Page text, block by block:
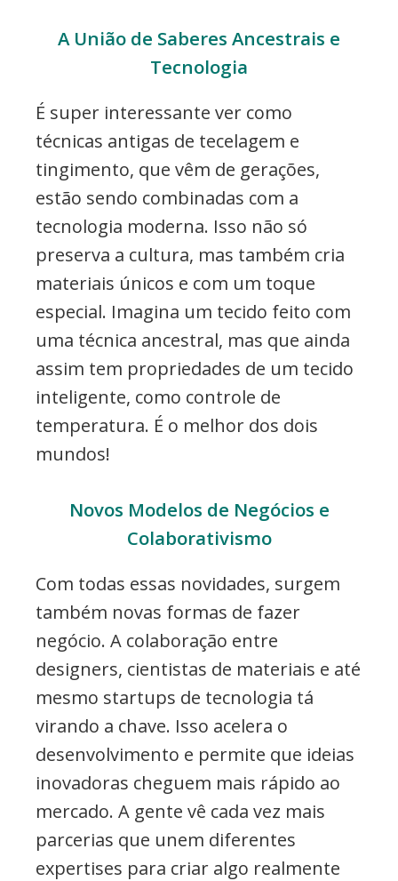
A União de Saberes Ancestrais e
Tecnologia
É super interessante ver como
técnicas antigas de tecelagem e
tingimento, que vêm de gerações,
estão sendo combinadas com a
tecnologia moderna. Isso não só
preserva a cultura, mas também cria
materiais únicos e com um toque
especial. Imagina um tecido feito com
uma técnica ancestral, mas que ainda
assim tem propriedades de um tecido
inteligente, como controle de
temperatura. É o melhor dos dois
mundos!
Novos Modelos de Negócios e
Colaborativismo
Com todas essas novidades, surgem
também novas formas de fazer
negócio. A colaboração entre
designers, cientistas de materiais e até
mesmo startups de tecnologia tá
virando a chave. Isso acelera o
desenvolvimento e permite que ideias
inovadoras cheguem mais rápido ao
mercado. A gente vê cada vez mais
parcerias que unem diferentes
expertises para criar algo realmente